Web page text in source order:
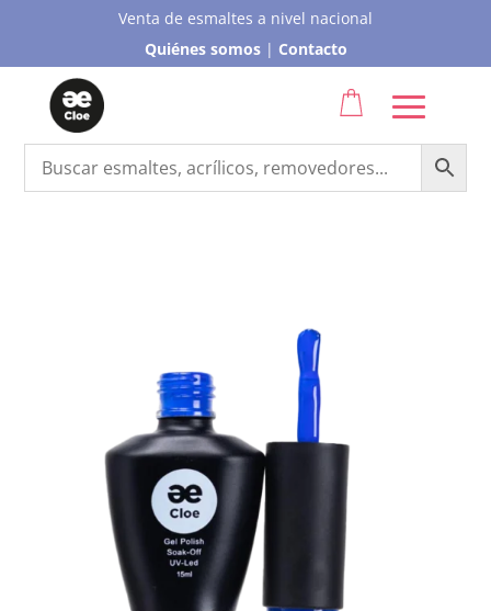
Venta de esmaltes a nivel nacional
Quiénes somos| Contacto